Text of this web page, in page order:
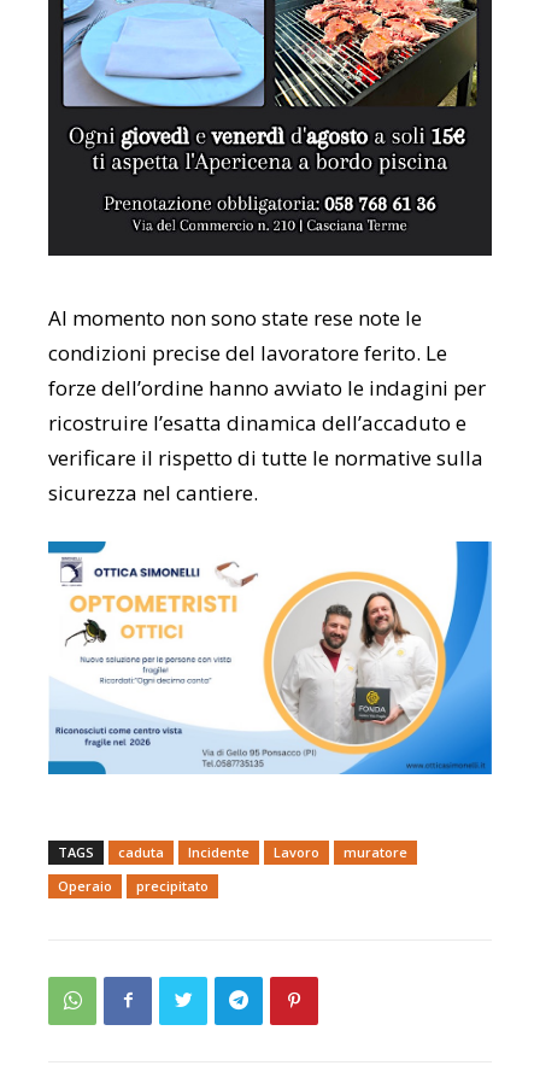
Al momento non sono state rese note le
condizioni precise del lavoratore ferito. Le
forze dell’ordine hanno avviato le indagini per
ricostruire l’esatta dinamica dell’accaduto e
verificare il rispetto di tutte le normative sulla
sicurezza nel cantiere.
TAGS caduta Incidente Lavoro
muratore
Operaio
precipitato